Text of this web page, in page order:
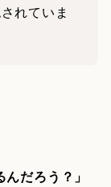
れていま
だろう？」